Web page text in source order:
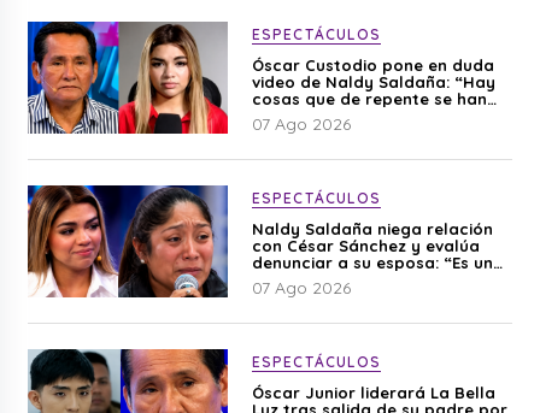
ESPECTÁCULOS
Óscar Custodio pone en duda
video de Naldy Saldaña: “Hay
cosas que de repente se han
editado”
07 Ago 2026
ESPECTÁCULOS
Naldy Saldaña niega relación
con César Sánchez y evalúa
denunciar a su esposa: “Es una
difamación”
07 Ago 2026
ESPECTÁCULOS
Óscar Junior liderará La Bella